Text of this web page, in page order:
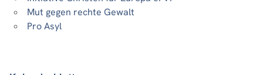
Mut gegen rechte Gewalt
Pro Asyl